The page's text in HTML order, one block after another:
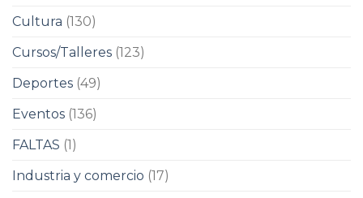
Cultura (130)
Cursos/Talleres (123)
Deportes (49)
Eventos (136)
FALTAS (1)
Industria y comercio (17)